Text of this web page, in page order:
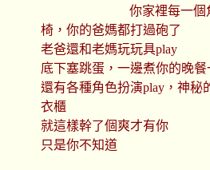
你家裡每一個
椅，你的爸媽都打過砲了
老爸還和老媽玩玩具play
底下塞跳蛋，一邊煮你的晚
還有各種角色扮演play，神秘
衣櫃
就這樣幹了個爽才有你
只是你不知道